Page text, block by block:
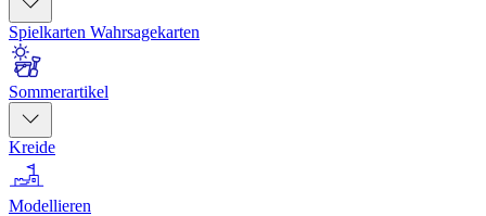
Spielkarten Wahrsagekarten
Sommerartikel
Kreide
Modellieren